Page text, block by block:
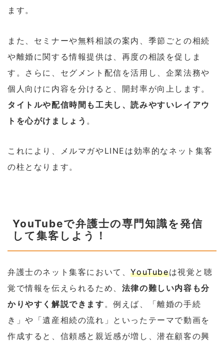
ます。
また、セミナーや無料相談の案内、季節ごとの相続
や離婚に関する情報提供は、再度の相談を促しま
す。さらに、セグメント配信を活用し、企業法務や
個人向けに内容を分けると、開封率が向上します。
タイトルや配信時間も工夫し、読みやすいレイアウ
トを心がけましょう 。
これにより、メルマガやLINEは効率的なネット集客
の柱となります。
YouTubeで弁護士の専門知識を発信
して集客しよう！
弁護士のネット集客において、YouTubeは視覚と聴
覚で情報を伝えられるため、 法律の難しい内容も分
かりやすく解説できます。例えば、「離婚の手続
き」や「遺産相続の流れ」といったテーマで動画を
作成すると、信頼感と親近感が増し、潜在顧客の興